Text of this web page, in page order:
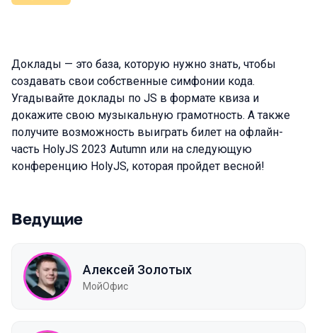
Доклады — это база, которую нужно знать, чтобы
создавать свои собственные симфонии кода.
Угадывайте доклады по JS в формате квиза и
докажите свою музыкальную грамотность. А также
получите возможность выиграть билет на офлайн-
часть HolyJS 2023 Autumn или на следующую
конференцию HolyJS, которая пройдет весной!
Ведущие
Алексей Золотых
МойОфис